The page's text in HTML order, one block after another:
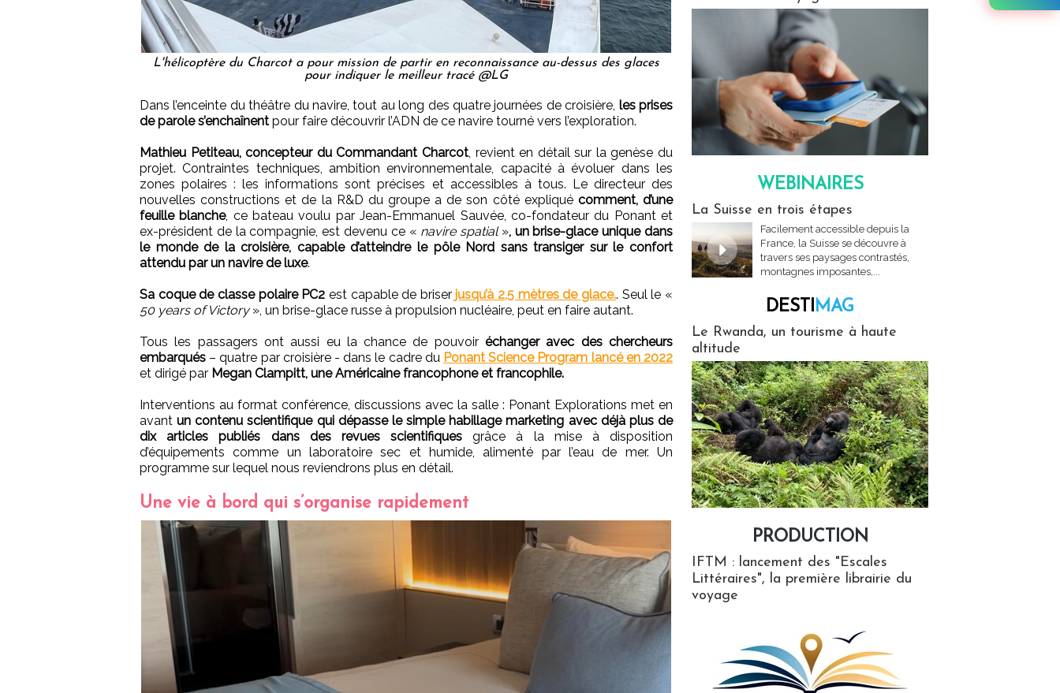
L'hélicoptère du Charcot a pour mission de partir en reconnaissance au-dessus des glaces
pour indiquer le meilleur tracé @LG
Dans l’enceinte du théâtre du navire, tout au long des quatre journées de croisière, les prises
de parole s’enchaînent pour faire découvrir l’ADN de ce navire tourné vers l’exploration.
Mathieu Petiteau, concepteur du Commandant Charcot, revient en détail sur la genèse du
projet. Contraintes techniques, ambition environnementale, capacité à évoluer dans les
zones polaires : les informations sont précises et accessibles à tous. Le directeur des
nouvelles constructions et de la R&D du groupe a de son côté expliqué comment, d’une
feuille blanche, ce bateau voulu par Jean-Emmanuel Sauvée, co-fondateur du Ponant et
ex-président de la compagnie, est devenu ce « navire spatial», un brise-glace unique dans
le monde de la croisière, capable d’atteindre le pôle Nord sans transiger sur le confort
attendu par un navire de luxe.
Sa coque de classe polaire PC2 est capable de briser jusqu’à 2,5 mètres de glace.. Seul le «
50 years of Victory», un brise-glace russe à propulsion nucléaire, peut en faire autant.
Tous les passagers ont aussi eu la chance de pouvoiréchanger avec des chercheurs
embarqués – quatre par croisière - dans le cadre du Ponant Science Program lancé en 2022
et dirigé par Megan Clampitt, une Américaine francophone et francophile.
Interventions au format conférence, discussions avec la salle : Ponant Explorations met en
avantun contenu scientifique qui dépasse le simple habillage marketing avec déjà plus de
dix articles publiés dans des revues scientifiques grâce à la mise à disposition
d’équipements comme un laboratoire sec et humide, alimenté par l’eau de mer. Un
programme sur lequel nous reviendrons plus en détail.
Une vie à bord qui s’organise rapidement
WEBINAIRES
La Suisse en trois étapes
Facilement accessible depuis la
France, la Suisse se découvre à
travers ses paysages contrastés,
montagnes imposantes,...
DESTIMAG
Le Rwanda, un tourisme à haute
altitude
PRODUCTION
IFTM : lancement des "Escales
Littéraires", la première librairie du
voyage